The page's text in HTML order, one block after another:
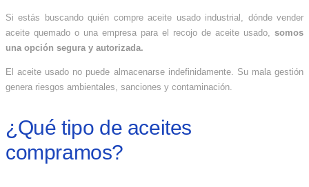
Si estás buscando quién compre aceite usado industrial, dónde vender
aceite quemado o una empresa para el recojo de aceite usado, somos
una opción segura y autorizada.
El aceite usado no puede almacenarse indefinidamente. Su mala gestión
genera riesgos ambientales, sanciones y contaminación.
¿Qué tipo de aceites
compramos?